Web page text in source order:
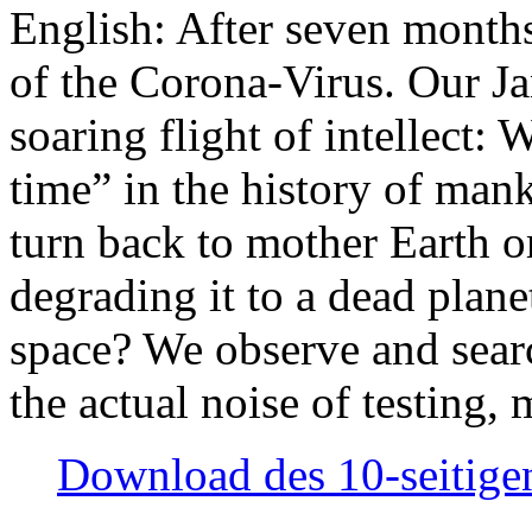
English: After seven
of the Corona-Virus. Our
soaring flight of intellect:
time” in the history of
turn back to mother Earth
degrading it to a dead
space? We observe and
the actual noise of testing,
Download des 10-